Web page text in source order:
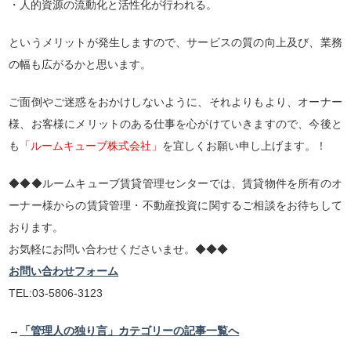
・人的資源の流動化と活性化が行われる。
というメリットが発生しますので、サービスの質の向上及び、業務
の幅も広がるかと思います。
ご面倒やご迷惑をおかけしないように、それよりもより、オーナー
様、お客様にメリットのある仕事を心がけていきますので、今後と
も
「ルームキューブ株式会社」 を宜しくお願い申し上げます。！
◆◆◆ルームキューブ賃貸管理センターでは、賃貸物件を所有のオ
ーナー様からの賃貸管理・不動産投資に関するご相談をお待ちして
おります。
お気軽にお問い合わせくださいませ。◆◆◆
お問い合わせフォーム
TEL:03-5806-3123
→ 「管理人の独り言」カテゴリーの記事一覧へ